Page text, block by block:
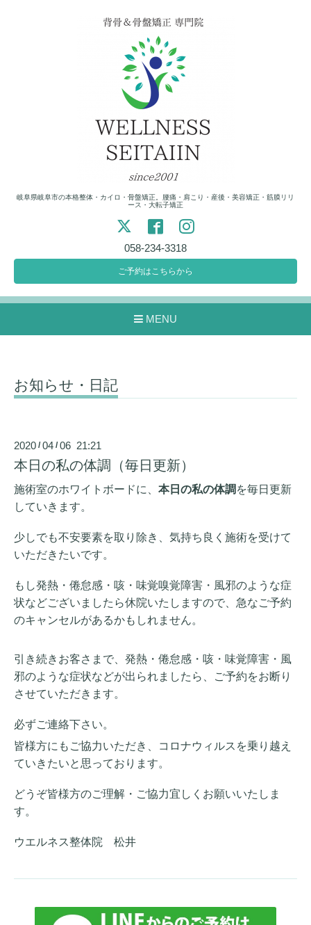
岐阜県岐阜市の本格整体・カイロ・骨盤矯正。腰痛・肩こり・産後・美容矯正・筋膜リリ
ース・大転子矯正
058-234-3318
ご予約はこちらから
MENU
お知らせ・日記
2020 /04 /06 21:21
本日の私の体調（毎日更新）
施術室のホワイトボードに、 本日の私の体調 を毎日更新
していきます。
少しでも不安要素を取り除き、気持ち良く施術を受けて
いただきたいです。
もし発熱・ 倦怠感・咳・味覚嗅覚障害・ 風邪のような症
状などございましたら休院いたしますので、急なご予約
のキャンセルがあるかもしれません。
引き続きお客さまで、発熱・倦怠感・咳・味覚障害・風
邪のような症状などが出られましたら、ご予約をお断り
させていただきます。
必ずご連絡下さい。
皆様方にもご協力いただき、コロナウィルスを乗り越え
ていきたいと思っております。
どうぞ皆様方のご理解・ご協力宜しくお願いいたしま
す。
ウエルネス整体院 松井